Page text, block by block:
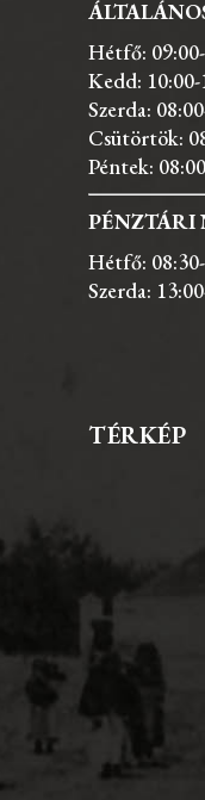
Hétfő:
Kedd:
Szerda:
Csütörtök:
Péntek:
PÉNZTÁRI
Hétfő:
Szerda:
TÉRKÉP